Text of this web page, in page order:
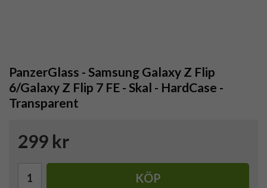
PanzerGlass - Samsung Galaxy Z Flip
6/Galaxy Z Flip 7 FE - Skal - HardCase -
Transparent
299 kr
KÖP